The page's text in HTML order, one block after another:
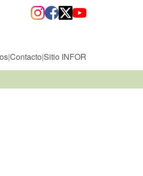
|Contacto|Sitio INFOR